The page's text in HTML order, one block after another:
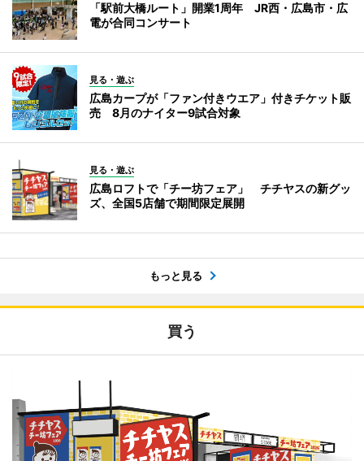
「駅前大橋ルート」開業1周年 JR西・広島市・広
電が合同コンサート
見る・遊ぶ
広島カープが「ファン付きウエア」付きチケット販
売 8月のナイター9試合対象
見る・遊ぶ
広島ロフトで「チー坊フェア」 チチヤスの新グッ
ズ、全国5店舗で期間限定展開
もっと見る
買う